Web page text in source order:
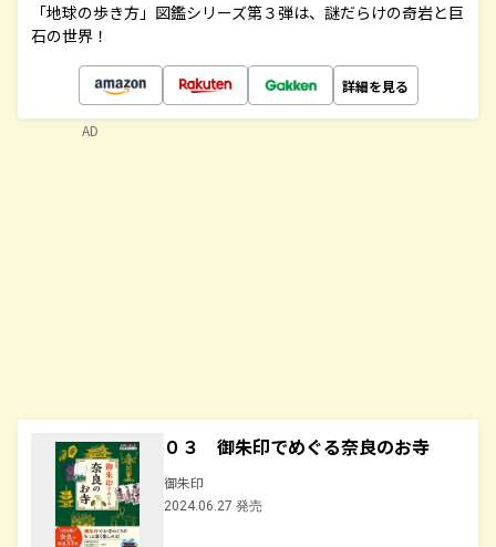
「地球の歩き方」図鑑シリーズ第３弾は、謎だらけの奇岩と巨
石の世界！
詳細を見る
０３ 御朱印でめぐる奈良のお寺
御朱印
2024.06.27 発売
AD